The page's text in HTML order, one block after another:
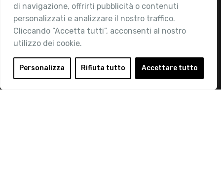
di navigazione, offrirti pubblicità o contenuti
personalizzati e analizzare il nostro traffico.
Cliccando “Accetta tutti”, acconsenti al nostro
utilizzo dei cookie.
Personalizza Rifiuta tutto Accettare tutto
Attività
Contatti
Area Riservata
Login
Diventa Socio